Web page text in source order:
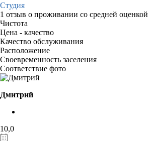
Студия
1 отзыв о проживании со средней оценкой
Чистота
Цена - качество
Качество обслуживания
Расположение
Своевременность заселения
Соответствие фото
Дмитрий
10,0